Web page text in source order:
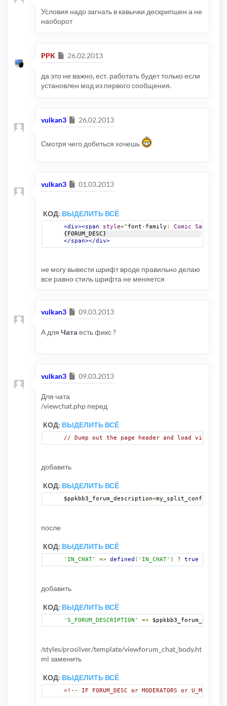
Условия надо загнать в кавычки дескрипшен а не
наоборот
PPK Сообщение
26.02.2013
да это не важно, ест. работать будет только если
установлен мод из первого сообщения.
vulkan3 Сообщение
26.02.2013
Смотря чего добиться хочешь
vulkan3 Сообщение
01.03.2013
КОД: ВЫДЕЛИТЬ ВСЁ
<div><span style=" font- family : Comic Sans
{FORUM_DESC}
</span></div>
не могу вывести шрифт вроде правильно делаю
все равно стиль шрифта не меняется
vulkan3 Сообщение
09.03.2013
А для Чатаесть фикс ?
vulkan3 Сообщение
09.03.2013
Для чата
/viewchat.php перед
КОД: ВЫДЕЛИТЬ ВСЁ
// Dump out the page header and load viewchat
добавить
КОД: ВЫДЕЛИТЬ ВСЁ
$ppkbb3_forum_description=my_split_config
после
КОД: ВЫДЕЛИТЬ ВСЁ
'IN_CHAT' => defined ( 'IN_CHAT' ) ? true
добавить
КОД: ВЫДЕЛИТЬ ВСЁ
'S_FORUM_DESCRIPTION' =>
/styles/prosilver/template/viewforum_chat_body.ht
ml заменить
КОД: ВЫДЕЛИТЬ ВСЁ
<!-- IF FORUM_DESC or MODERATORS or U_MCP -->